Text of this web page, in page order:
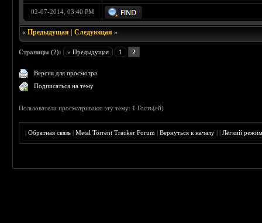
02-07-2014, 03:40 PM
«Предыдущая |Следующая »
Страницы (2): « Предыдущая 1 2
Версия для просмотра
Подписаться на тему
Пользователи просматривают эту тему: 1 Гость(ей)
|Обратная связь |Metal Torrent Tracker Forum |Вернуться к началу ||Лёгкий